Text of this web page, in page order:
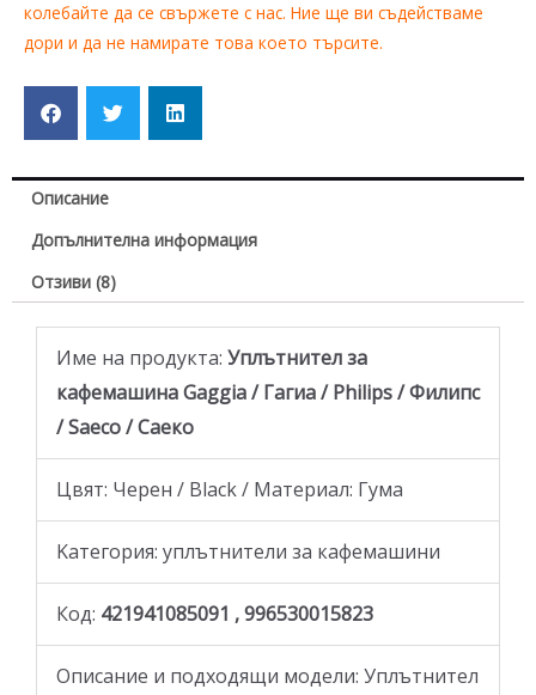
колебайте да се свържете с нас. Ние ще ви съдействаме
дори и да не намирате това което търсите.
Описание
Допълнителна информация
Отзиви (8)
Име на продукта: Уплътнител за
кафемашина Gaggia / Гагиа / Philips / Филипс
/ Saeco / Саеко
Цвят: Черен / Black / Материал: Гума
Kатегория: уплътнители за кафемашини
Код: 421941085091 , 996530015823
Описание и подходящи модели: Уплътнител